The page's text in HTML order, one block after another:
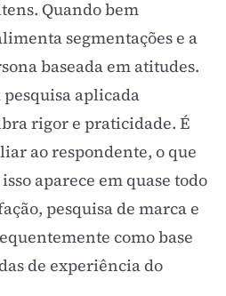
Quando bem
segmentações e a
baseada em atitudes.
aplicada
rigor e praticidade. É
ao respondente, o que
aparece em quase todo
pesquisa de marca e
como base
de experiência do